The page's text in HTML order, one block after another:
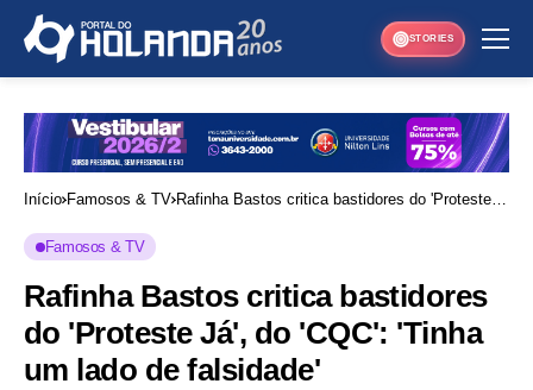
STORIES
Início Famosos & TV Rafinha Bastos critica bastidores do 'Proteste
Famosos & TV
Rafinha Bastos critica bastidores
do 'Proteste Já', do 'CQC': 'Tinha
um lado de falsidade'